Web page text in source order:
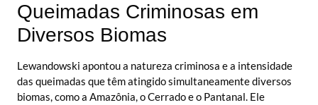
Queimadas Criminosas em
Diversos Biomas
Lewandowski apontou a natureza criminosa e a intensidade
das queimadas que têm atingido simultaneamente diversos
biomas, como a Amazônia, o Cerrado e o Pantanal. Ele